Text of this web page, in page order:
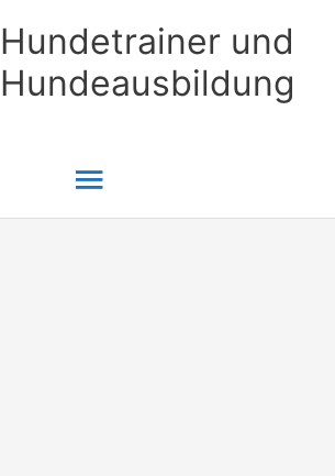
Hundetrainer und
Hundeausbildung
Hauptmenü